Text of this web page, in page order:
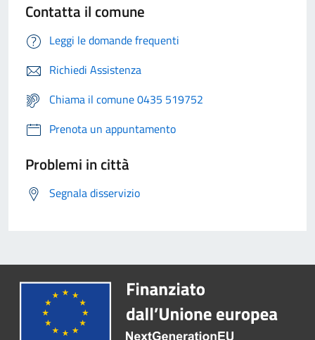
Contatta il comune
Leggi le domande frequenti
Richiedi Assistenza
Chiama il comune 0435 519752
Prenota un appuntamento
Problemi in città
Segnala disservizio